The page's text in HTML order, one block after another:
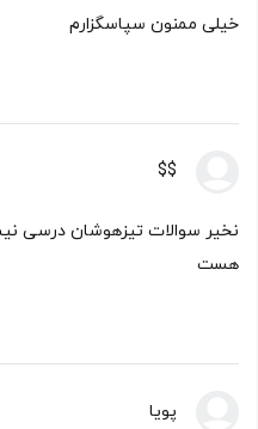
خیلی ممنون سپاسگزارم
$$
نخیر سوالات تیزهوشان درسی
هست
پویا